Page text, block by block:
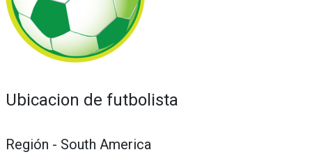
Ubicacion de futbolista
Región - South America